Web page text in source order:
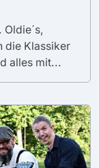
die Klassiker
alles mit...